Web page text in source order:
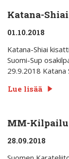
Katana-
01.10.2018
Katana-Shiai
Suomi-Sup
29.9.2018
Lue lisää
MM-Kilpailut
28.09.2018